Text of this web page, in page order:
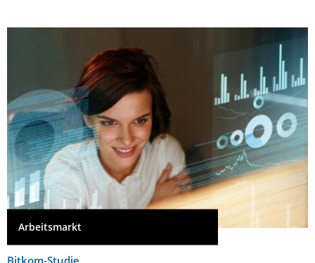
Arbeitsmarkt
Bitkom-Studie